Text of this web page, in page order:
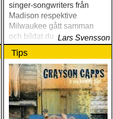
singer-songwriters från
Madison respektive
Milwaukee gått samman
och bildat duon Coyote
Brother
Lars Svensson
Tips